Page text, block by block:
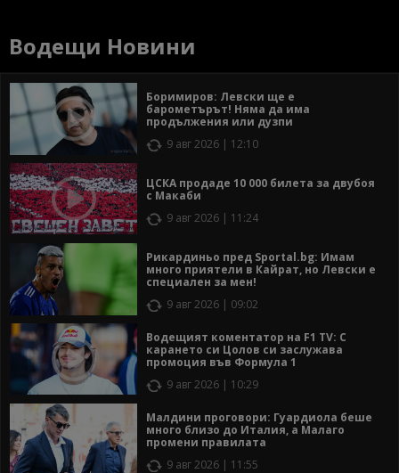
Водещи Новини
Боримиров: Левски ще е
барометърът! Няма да има
продължения или дузпи
9 авг 2026 | 12:10
ЦСКА продаде 10 000 билета за двубоя
с Макаби
9 авг 2026 | 11:24
Рикардиньо пред Sportal.bg: Имам
много приятели в Кайрат, но Левски е
специален за мен!
9 авг 2026 | 09:02
Водещият коментатор на F1 TV: С
карането си Цолов си заслужава
промоция във Формула 1
9 авг 2026 | 10:29
Малдини проговори: Гуардиола беше
много близо до Италия, а Малаго
промени правилата
9 авг 2026 | 11:55